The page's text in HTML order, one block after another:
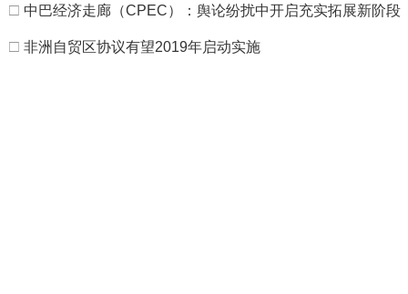
□ 中巴经济走廊（CPEC）：舆论纷扰中开启充实拓展新阶段
□ 非洲自贸区协议有望2019年启动实施